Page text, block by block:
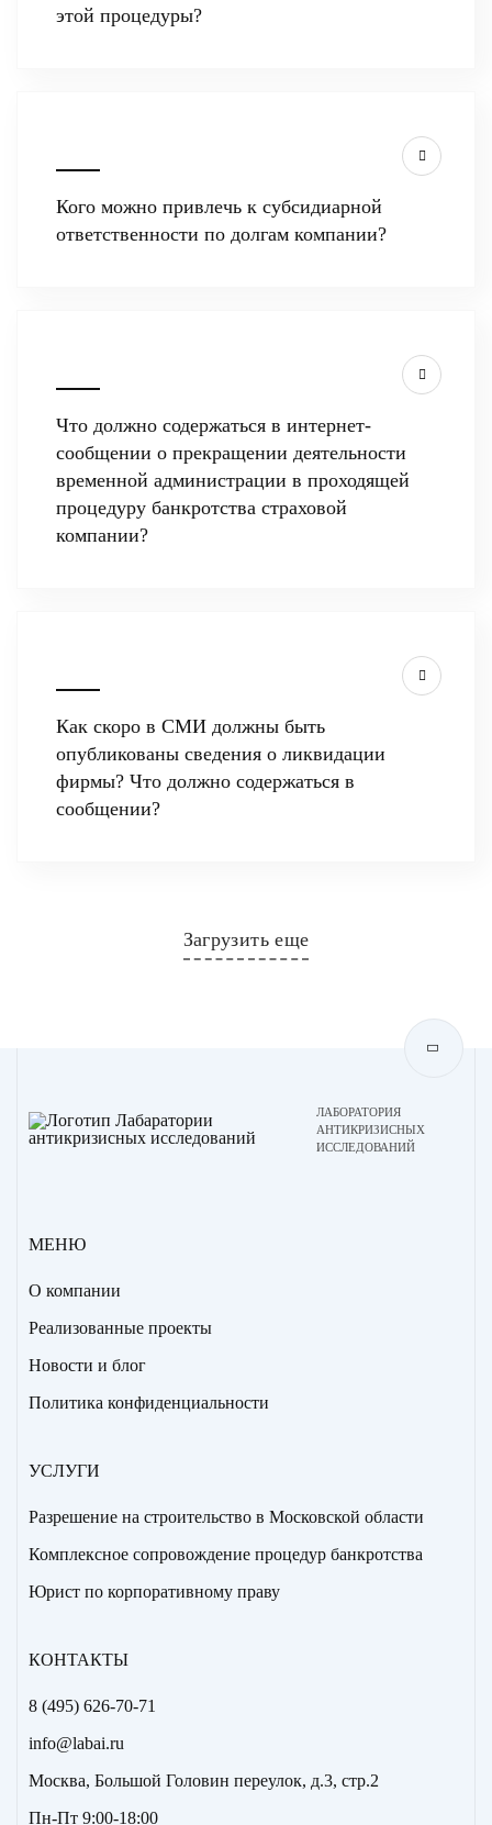
этой процедуры?
Кого можно привлечь к субсидиарной
ответственности по долгам компании?
Что должно содержаться в интернет-
сообщении о прекращении деятельности
временной администрации в проходящей
процедуру банкротства страховой
компании?
Как скоро в СМИ должны быть
опубликованы сведения о ликвидации
фирмы? Что должно содержаться в
сообщении?
Загрузить еще
ЛАБОРАТОРИЯ
АНТИКРИЗИСНЫХ
ИССЛЕДОВАНИЙ
МЕНЮ
О компании
Реализованные проекты
Новости и блог
Политика конфиденциальности
УСЛУГИ
Разрешение на строительство в Московской области
Комплексное сопровождение процедур банкротства
Юрист по корпоративному праву
КОНТАКТЫ
8 (495) 626-70-71
info@labai.ru
Москва, Большой Головин переулок, д.3, стр.2
Пн-Пт 9:00-18:00